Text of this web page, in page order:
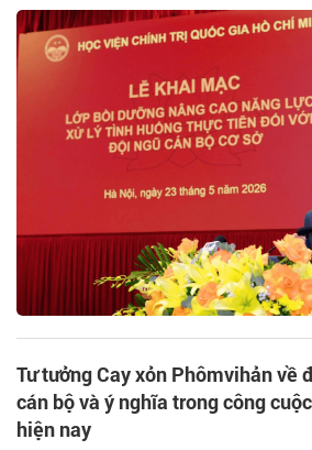
Tư tưởng Cay xỏn Phômvihản về
cán bộ và ý nghĩa trong công
hiện nay